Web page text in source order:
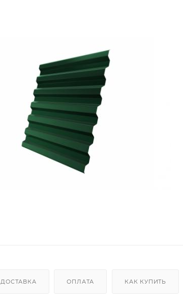
ДОСТАВКА ОПЛАТА КАК КУПИТЬ